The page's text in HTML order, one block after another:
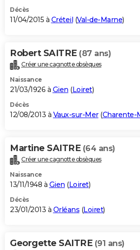
Décès
11/04/2015 à Créteil (Val-de-Marne)
Robert SAITRE (87 ans)
Créer une cagnotte obsèques
Naissance
21/03/1926 à Gien (Loiret)
Décès
12/08/2013 à Vaux-sur-Mer(Charente-
Martine SAITRE (64 ans)
Créer une cagnotte obsèques
Naissance
13/11/1948 à Gien (Loiret)
Décès
23/01/2013 à Orléans (Loiret)
Georgette SAITRE (91 ans)